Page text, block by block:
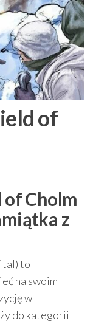
of
of Cholm
z
to
na swoim
w
do kategorii